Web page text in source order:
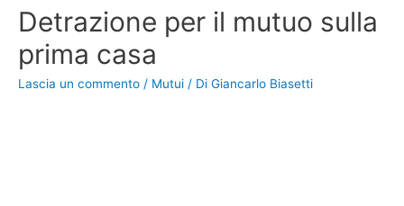
Detrazione per il mutuo sulla
prima casa
Lascia un commento / Mutui / Di Giancarlo Biasetti